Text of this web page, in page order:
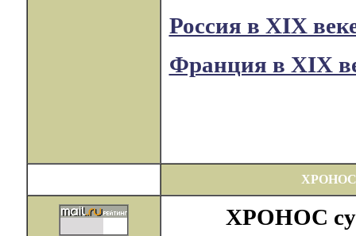
Россия в XIX
Франция в XIX
ХРОНОС